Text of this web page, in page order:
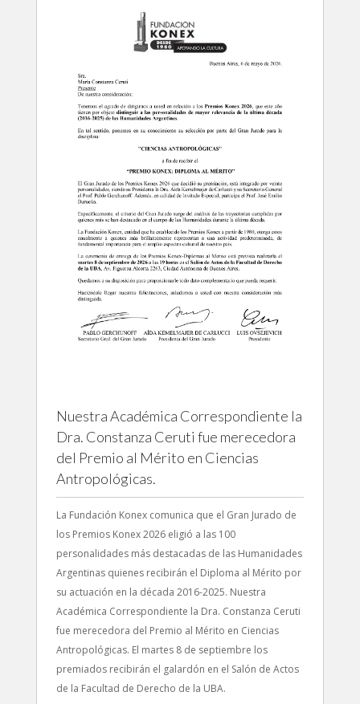
Nuestra Académica Correspondiente la
Dra. Constanza Ceruti fue merecedora
del Premio al Mérito en Ciencias
Antropológicas.
La Fundación Konex comunica que el Gran Jurado de
los Premios Konex 2026 eligió a las 100
personalidades más destacadas de las Humanidades
Argentinas quienes recibirán el Diploma al Mérito por
su actuación en la década 2016-2025. Nuestra
Académica Correspondiente la Dra. Constanza Ceruti
fue merecedora del Premio al Mérito en Ciencias
Antropológicas. El martes 8 de septiembre los
premiados recibirán el galardón en el Salón de Actos
de la Facultad de Derecho de la UBA.